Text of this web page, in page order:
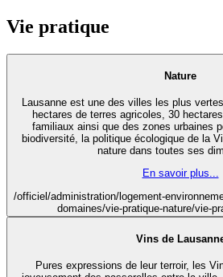
Vie pratique
Nature
Lausanne est une des villes les plus
hectares de terres agricoles, 30
familiaux ainsi que des zones urbaines
biodiversité, la politique écologique de la
nature dans toutes ses
En savoir plus...
/officiel/administration/logement-
domaines/vie-pratique-nature/vie-
Vins de
Pures expressions de leur terroir, les